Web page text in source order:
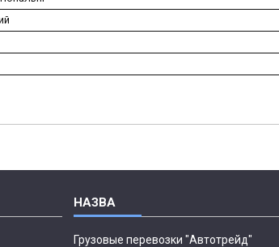
Грузовые перевозки "Автотрейд"